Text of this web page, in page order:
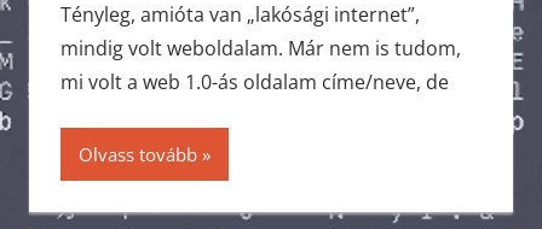
Tényleg, amióta van „lakósági internet”,
mindig volt weboldalam. Már nem is tudom,
mi volt a web 1.0-ás oldalam címe/neve, de
Olvass tovább